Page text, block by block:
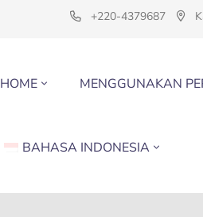
+220-4379687
HOME MENGGUNAKAN
BAHASA INDONESIA